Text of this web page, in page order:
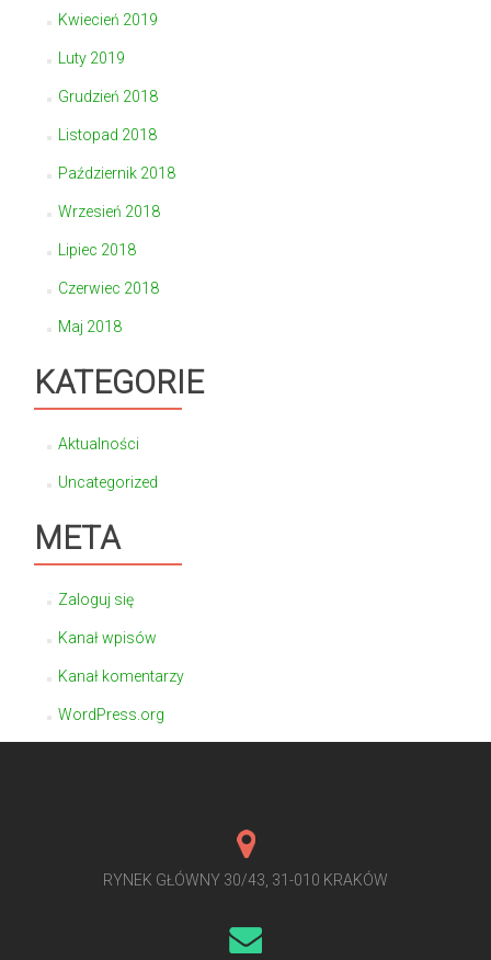
Kwiecień 2019
Luty 2019
Grudzień 2018
Listopad 2018
Październik 2018
Wrzesień 2018
Lipiec 2018
Czerwiec 2018
Maj 2018
KATEGORIE
Aktualności
Uncategorized
META
Zaloguj się
Kanał wpisów
Kanał komentarzy
WordPress.org
RYNEK GŁÓWNY 30/43, 31-010 KRAKÓW